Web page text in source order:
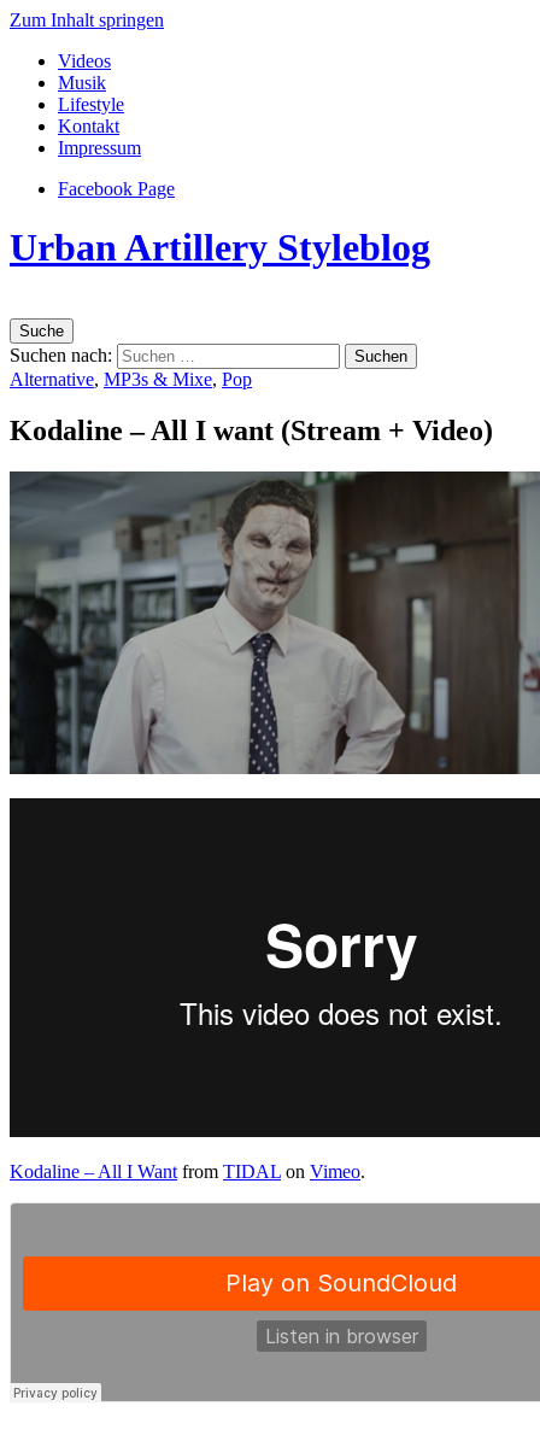
Zum Inhalt springen
Videos
Musik
Lifestyle
Kontakt
Impressum
Facebook Page
Urban Artillery Styleblog
Suche
Suchen nach:
Alternative, MP3s & Mixe, Pop
Kodaline – All I want (Stream + Video)
Kodaline – All I Want from TIDAL on Vimeo.